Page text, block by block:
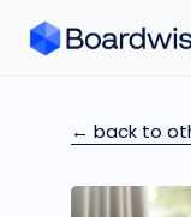
← back to